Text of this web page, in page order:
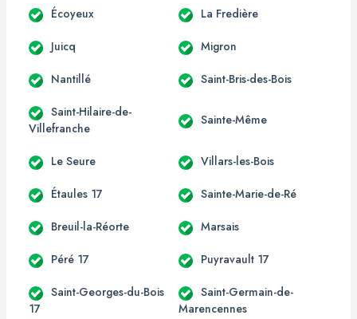
Écoyeux La Fredière
Juicq Migron
Nantillé Saint-Bris-des-Bois
Saint-Hilaire-de-
Villefranche
Sainte-Même
Le Seure Villars-les-Bois
Étaules 17 Sainte-Marie-de-Ré
Breuil-la-Réorte Marsais
Péré 17 Puyravault 17
Saint-Georges-du-Bois
17
Saint-Germain-de-
Marencennes